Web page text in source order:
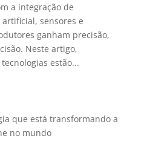
a integração de
sensores e
ganham precisão,
Neste artigo,
estão...
que está transformando a
no mundo